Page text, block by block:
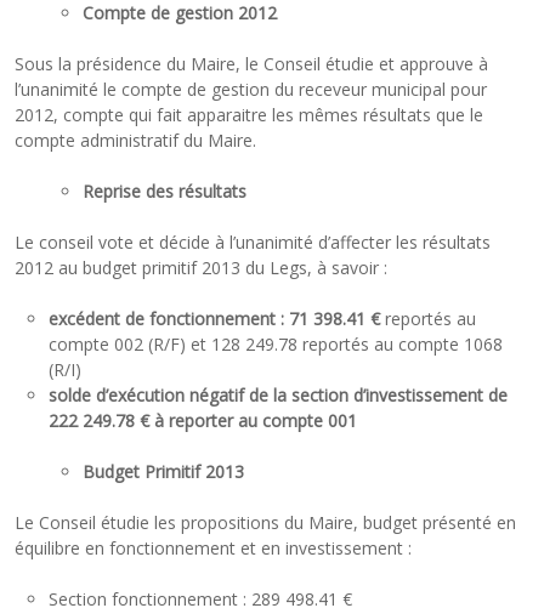
Compte de gestion 2012
Sous la présidence du Maire, le Conseil étudie et approuve à
l’unanimité le compte de gestion du receveur municipal pour
2012, compte qui fait apparaitre les mêmes résultats que le
compte administratif du Maire.
Reprise des résultats
Le conseil vote et décide à l’unanimité d’affecter les résultats
2012 au budget primitif 2013 du Legs, à savoir :
excédent de fonctionnement : 71 398.41 €reportés au
compte 002 (R/F) et 128 249.78 reportés au compte 1068
(R/I)
solde d’exécution négatif de la section d’investissement de
222 249.78 € à reporter au compte 001
Budget Primitif 2013
Le Conseil étudie les propositions du Maire, budget présenté en
équilibre en fonctionnement et en investissement :
Section fonctionnement : 289 498.41 €